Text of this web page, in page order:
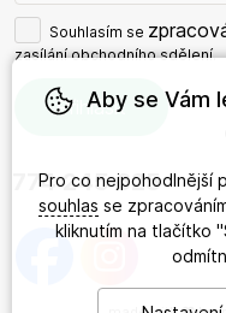
Souhlasím se
zasílání obchodního sdělení.
774 245 625
Aby se Vám
Pro co nejpohodlnější
souhlas se
kliknutím na tlačítko